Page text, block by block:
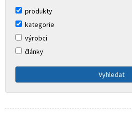
produkty
kategorie
výrobci
články